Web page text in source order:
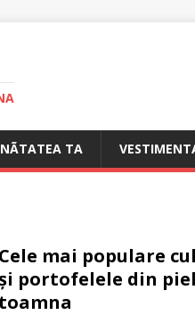
TA
Cele mai populare
și portofelele din
toamna